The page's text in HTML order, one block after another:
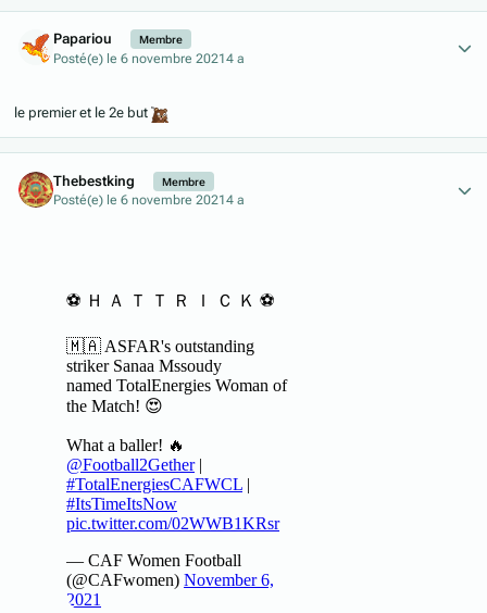
Papariou Membre
Posté(e) le 6 novembre 20214 a
le premier et le 2e but
Thebestking Membre
Posté(e) le 6 novembre 20214 a